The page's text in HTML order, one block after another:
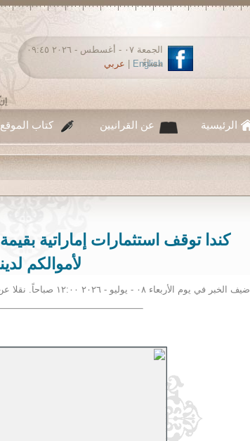
الجمعة ٠٧ - أغسطس - ٢٠٢٦ ٠٩:٤٥
مساءً
English عربي
الرئيسية عن القرانيين كتاب الموقع
لأموالكم
اضيف الخبر في يوم الأربعاء ٠٨ - يوليو - ٢٠٢٦ ١٢:٠٠ صباحاً. نقلا عن: